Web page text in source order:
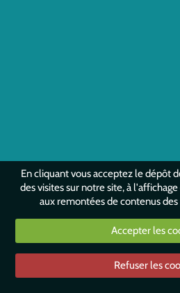
En cliquant vous acceptez le dépôt
des visites sur notre site, à
aux remontées de contenus
Accepter les
Refuser les